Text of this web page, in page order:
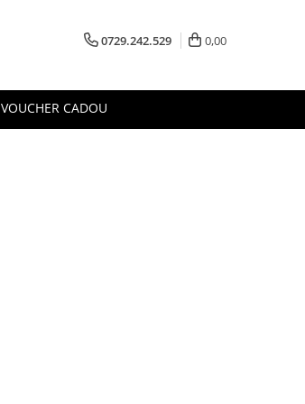
0729.242.529 0,00
VOUCHER CADOU